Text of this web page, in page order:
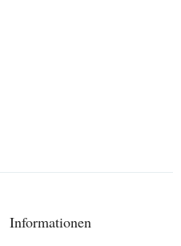
Informationen